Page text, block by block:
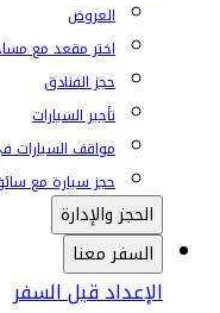
العروض
اختر مقعد مع
حجز الفنادق
تأجير السيارات
مواقف السيارات
حجز سيارة مع
الحجز والإدارة
السفر معنا
الإعداد قبل السفر